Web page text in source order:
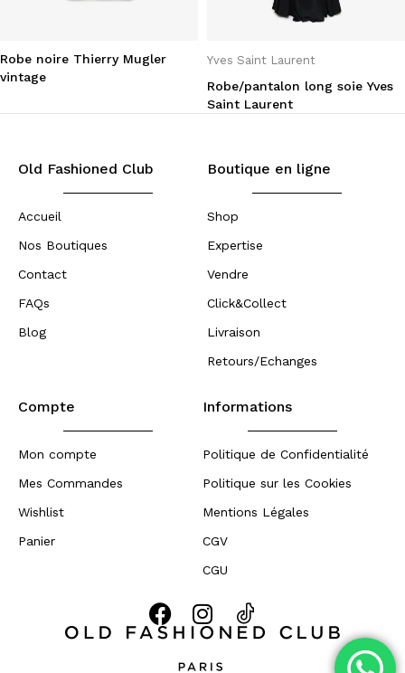
Robe noire Thierry Mugler
vintage
Yves Saint Laurent
Robe/pantalon long soie Yves
Saint Laurent
Old Fashioned Club
Accueil
Nos Boutiques
Contact
FAQs
Blog
Boutique en ligne
Shop
Expertise
Vendre
Click&Collect
Livraison
Retours/Echanges
Compte
Mon compte
Mes Commandes
Wishlist
Panier
Informations
Politique de Confidentialité
Politique sur les Cookies
Mentions Légales
CGV
CGU